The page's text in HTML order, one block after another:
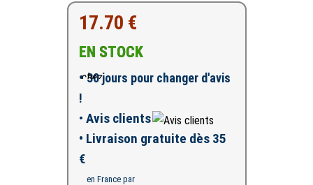
17.70 €
EN STOCK
•30 jours pour changer d'avis
!
• Avis clients
• Livraison gratuite dès 35
€
en France par